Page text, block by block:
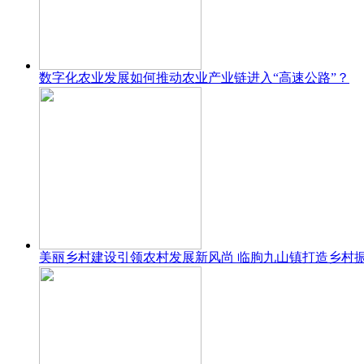
数字化农业发展如何推动农业产业链进入“高速公路”？
美丽乡村建设引领农村发展新风尚 临朐九山镇打造乡村